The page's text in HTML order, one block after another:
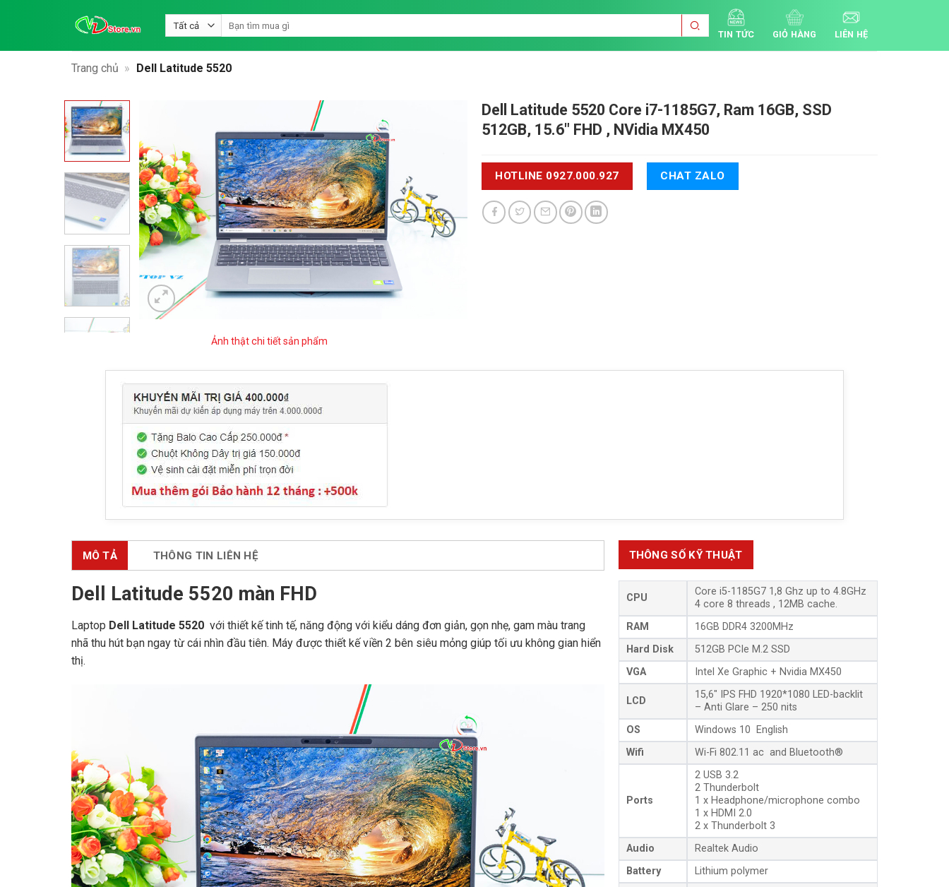
kiếm:
TIN TỨC GIỎ HÀNG LIÊN HỆ
Trang chủ » Dell Latitude 5520
Ảnh thật chi tiết sản phẩm
Dell Latitude 5520 Core i7-1185G7, Ram 16GB, SSD
512GB, 15.6" FHD , NVidia MX450
HOTLINE 0927.000.927 CHAT ZALO
MÔ TẢ THÔNG TIN LIÊN HỆ
Dell Latitude 5520 màn FHD
Laptop Dell Latitude 5520với thiết kế tinh tế, năng động với kiểu dáng đơn giản, gọn nhẹ, gam màu trang
nhã thu hút bạn ngay từ cái nhìn đầu tiên. Máy được thiết kế viền 2 bên siêu mỏng giúp tối ưu không gian hiển
thị.
THÔNG SỐ KỸ THUẬT
CPU
Core i5-1185G7 1,8 Ghz up to 4.8GHz
4 core 8 threads , 12MB cache.
RAM
16GB DDR4 3200MHz
Hard Disk
512GB PCIe M.2 SSD
VGA
Intel Xe Graphic + Nvidia MX450
LCD
15,6″ IPS FHD 1920*1080 LED-backlit
– Anti Glare – 250 nits
OS
Windows 10 English
Wifi
Wi-Fi 802.11 ac and Bluetooth®
Ports
2 USB 3.2
2 Thunderbolt
1 x Headphone/microphone combo
1 x HDMI 2.0
2 x Thunderbolt 3
Audio
Realtek Audio
Battery
Lithium polymer